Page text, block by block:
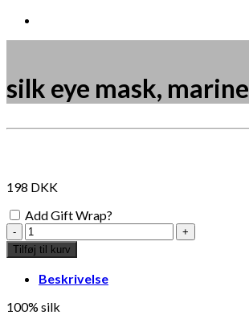
silk eye mask, marine
198 DKK
Add Gift Wrap?
silk
eye
mask,
marine
antal
Tilføj til kurv
Beskrivelse
100% silk